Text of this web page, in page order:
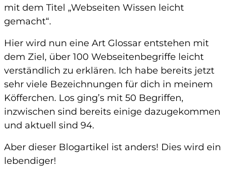
mit dem Titel „Webseiten Wissen leicht
gemacht“.
Hier wird nun eine Art Glossar entstehen mit
dem Ziel, über 100 Webseitenbegriffe leicht
verständlich zu erklären. Ich habe bereits jetzt
sehr viele Bezeichnungen für dich in meinem
Köfferchen. Los ging’s mit 50 Begriffen,
inzwischen sind bereits einige dazugekommen
und aktuell sind 94.
Aber dieser Blogartikel ist anders! Dies wird ein
lebendiger!